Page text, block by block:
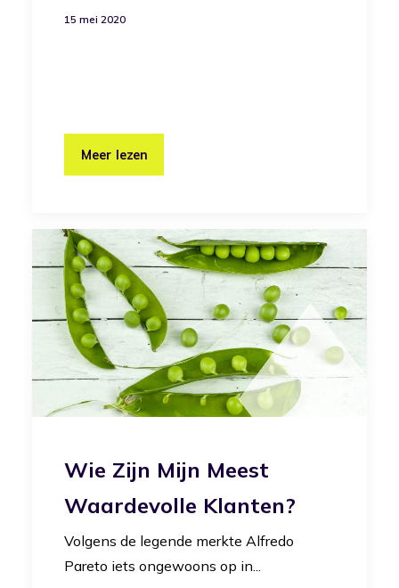
15 mei 2020
Meer lezen
Wie Zijn Mijn Meest
Waardevolle Klanten?
Volgens de legende merkte Alfredo
Pareto iets ongewoons op in...